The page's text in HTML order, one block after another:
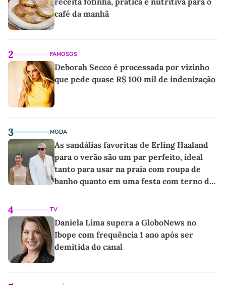
café da manhã
2 FAMOSOS
Deborah Secco é processada por vizinho
que pede quase R$ 100 mil de indenização
3 MODA
As sandálias favoritas de Erling Haaland
para o verão são um par perfeito, ideal
tanto para usar na praia com roupa de
banho quanto em uma festa com terno de
4 TV
Daniela Lima supera a GloboNews no
Ibope com frequência 1 ano após ser
demitida do canal